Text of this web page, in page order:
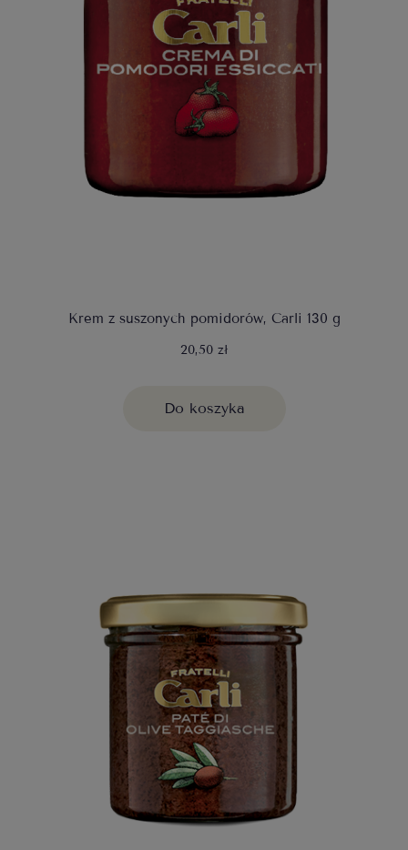
Krem z suszonych pomidorów, Carli 130 g
20,50 zł
Do koszyka